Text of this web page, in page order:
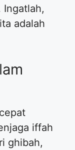
Ingatlah,
adalah
iffah
ghibah,